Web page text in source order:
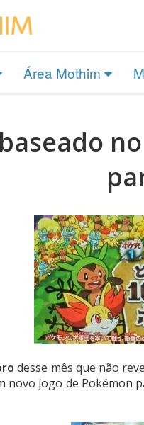
Área Mothim
desse mês que não
novo jogo de Pokémon